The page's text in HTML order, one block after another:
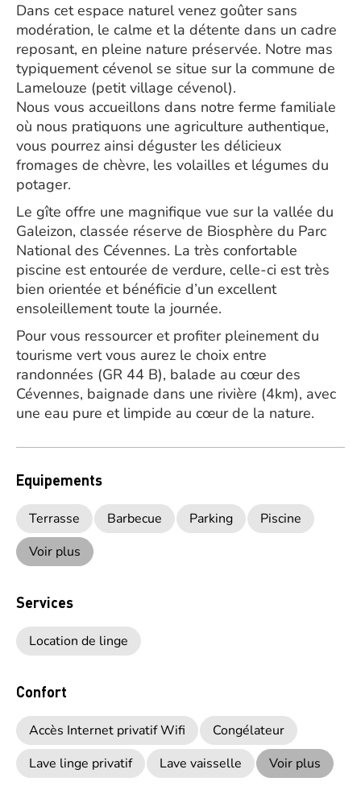
Dans cet espace naturel venez goûter sans
modération, le calme et la détente dans un cadre
reposant, en pleine nature préservée. Notre mas
typiquement cévenol se situe sur la commune de
Lamelouze (petit village cévenol).
Nous vous accueillons dans notre ferme familiale
où nous pratiquons une agriculture authentique,
vous pourrez ainsi déguster les délicieux
fromages de chèvre, les volailles et légumes du
potager.
Le gîte offre une magnifique vue sur la vallée du
Galeizon, classée réserve de Biosphère du Parc
National des Cévennes. La très confortable
piscine est entourée de verdure, celle-ci est très
bien orientée et bénéficie d’un excellent
ensoleillement toute la journée.
Pour vous ressourcer et profiter pleinement du
tourisme vert vous aurez le choix entre
randonnées (GR 44 B), balade au cœur des
Cévennes, baignade dans une rivière (4km), avec
une eau pure et limpide au cœur de la nature.
Equipements
Terrasse Barbecue Parking
Piscine
Voir plus
Services
Location de linge
Confort
Accès Internet privatif Wifi
Congélateur
Lave linge privatif
Lave vaisselle Voir plus